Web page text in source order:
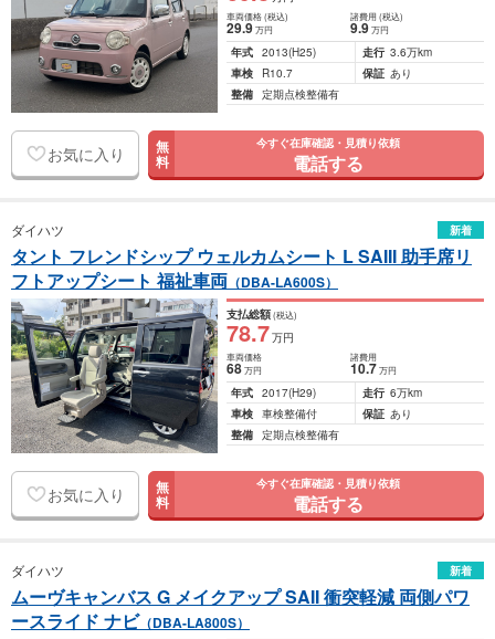
車両価格(税込)
29.9万円
諸費用 (税込)
9.9 万円
年式 2013(H25) 走行 3.6万km
車検
R10.7 保証 あり
整備 定期点検整備有
お気に入り 無
料
今すぐ在庫確認・見積り依頼
電話する
ダイハツ 新着
タント フレンドシップ ウェルカムシート L SAIII 助手席リ
フトアップシート 福祉車両 （DBA-LA600S）
支払総額(税込)
78.7万円
車両価格
68万円
諸費用
10.7 万円
年式 2017(H29) 走行 6万km
車検 車検整備付 保証 あり
整備 定期点検整備有
お気に入り 無
料
今すぐ在庫確認・見積り依頼
電話する
ダイハツ 新着
ムーヴキャンバス G メイクアップ SAII 衝突軽減 両側パワ
ースライド ナビ（DBA-LA800S）